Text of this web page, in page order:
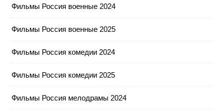
Фильмы Россия военные 2024
Фильмы Россия военные 2025
Фильмы Россия комедии 2024
Фильмы Россия комедии 2025
Фильмы Россия мелодрамы 2024